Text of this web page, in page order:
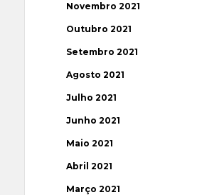
Novembro 2021
Outubro 2021
Setembro 2021
Agosto 2021
Julho 2021
Junho 2021
Maio 2021
Abril 2021
Março 2021